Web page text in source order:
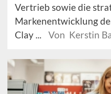
Vertrieb sowie die
Markenentwicklung
Clay ...
Von Kerstin